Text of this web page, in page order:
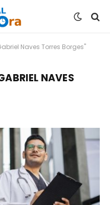
Naves Torres Borges"
NAVES